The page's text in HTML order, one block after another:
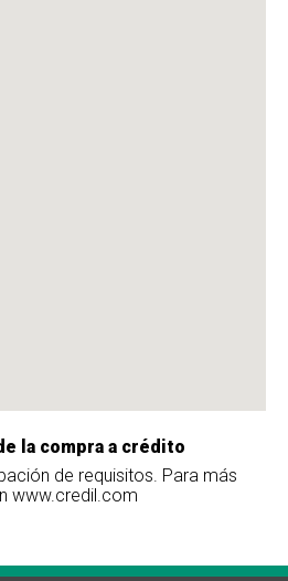
la compra a crédito
de requisitos. Para más
www.credil.com